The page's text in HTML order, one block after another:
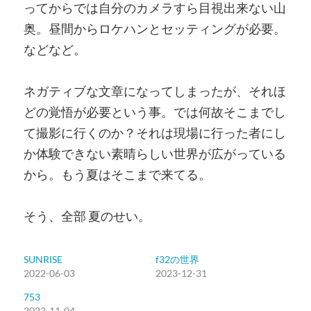
ってからでは自分のカメラすら目視出来ない山
奥。昼間からロケハンとセッティングが必要。
などなど。
ネガティブな文章になってしまったが、それほ
どの覚悟が必要という事。では何故そこまでし
て撮影に行くのか？それは現場に行った者にし
か体験できない素晴らしい世界が広がっている
から。もう夏はそこまで来てる。
そう、全部 夏のせい。
SUNRISE
2022-06-03
f32の世界
2023-12-31
753